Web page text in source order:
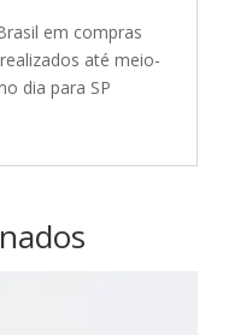
em compras
até meio-
dia para SP